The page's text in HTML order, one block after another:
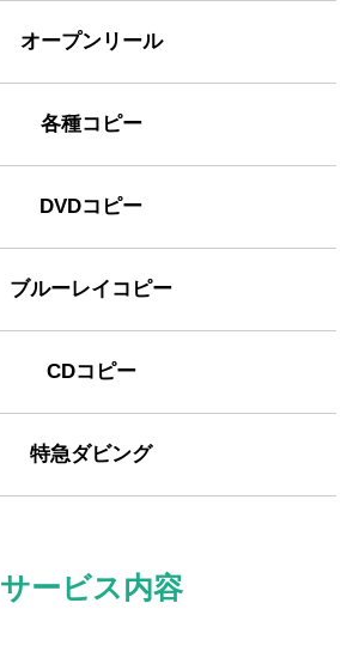
オープンリール
各種コピー
DVDコピー
ブルーレイコピー
CDコピー
特急ダビング
サービス内容